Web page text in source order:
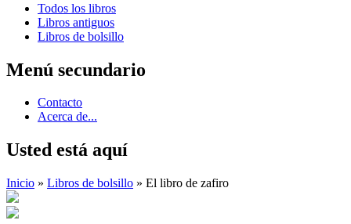
Todos los libros
Libros antiguos
Libros de bolsillo
Menú secundario
Contacto
Acerca de...
Usted está aquí
Inicio » Libros de bolsillo » El libro de zafiro